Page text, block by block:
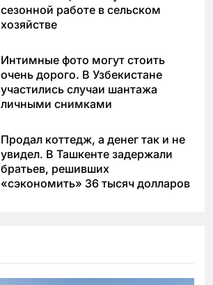
сезонной работе в сельском
хозяйстве
Интимные фото могут стоить
очень дорого. В Узбекистане
участились случаи шантажа
личными снимками
Продал коттедж, а денег так и не
увидел. В Ташкенте задержали
братьев, решивших
«сэкономить» 36 тысяч долларов